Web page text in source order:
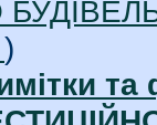
)